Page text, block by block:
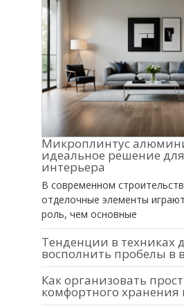
Микроплинтус
идеальное решение
интерьера
В современном
отделочные элементы
роль, чем основные
Тенденции в техниках
восполнить пробелы в
Как организовать
комфортного хранения